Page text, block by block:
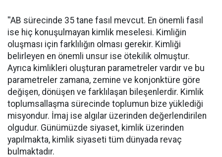
''AB sürecinde 35 tane fasıl mevcut. En önemli fasıl
ise hiç konuşulmayan kimlik meselesi. Kimliğin
oluşması için farklılığın olması gerekir. Kimliği
belirleyen en önemli unsur ise ötekilik olmuştur.
Ayrıca kimlikleri oluşturan parametreler vardır ve bu
parametreler zamana, zemine ve konjonktüre göre
değişen, dönüşen ve farklılaşan bileşenlerdir. Kimlik
toplumsallaşma sürecinde toplumun bize yüklediği
misyondur. İmaj ise algılar üzerinden değerlendirilen
olgudur. Günümüzde siyaset, kimlik üzerinden
yapılmakta, kimlik siyaseti tüm dünyada revaç
bulmaktadır.